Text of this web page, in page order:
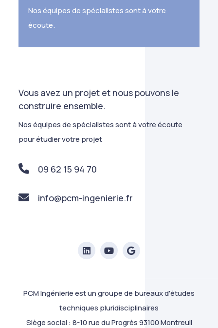
Nos équipes de spécialistes sont à votre
écoute.
Vous avez un projet et nous pouvons le
construire ensemble.
Nos équipes de spécialistes sont à votre écoute
pour étudier votre projet
09 62 15 94 70
info@pcm-ingenierie.fr
PCM Ingénierie est un groupe de bureaux d'études
techniques pluridisciplinaires
Siège social : 8-10 rue du Progrès 93100 Montreuil
privée